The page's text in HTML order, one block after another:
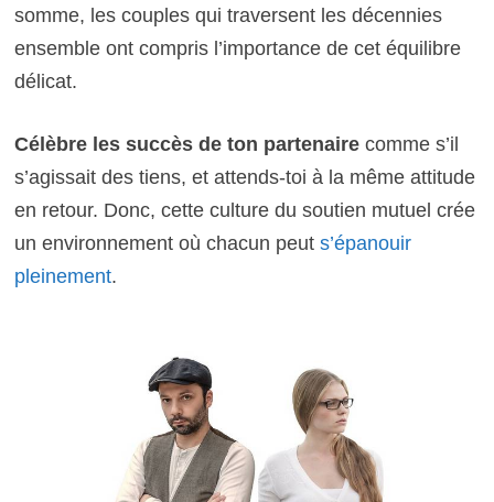
somme, les couples qui traversent les décennies
ensemble ont compris l’importance de cet équilibre
délicat.
Célèbre les succès de ton partenairecomme s’il
s’agissait des tiens, et attends-toi à la même attitude
en retour. Donc, cette culture du soutien mutuel crée
un environnement où chacun peut s’épanouir
pleinement.